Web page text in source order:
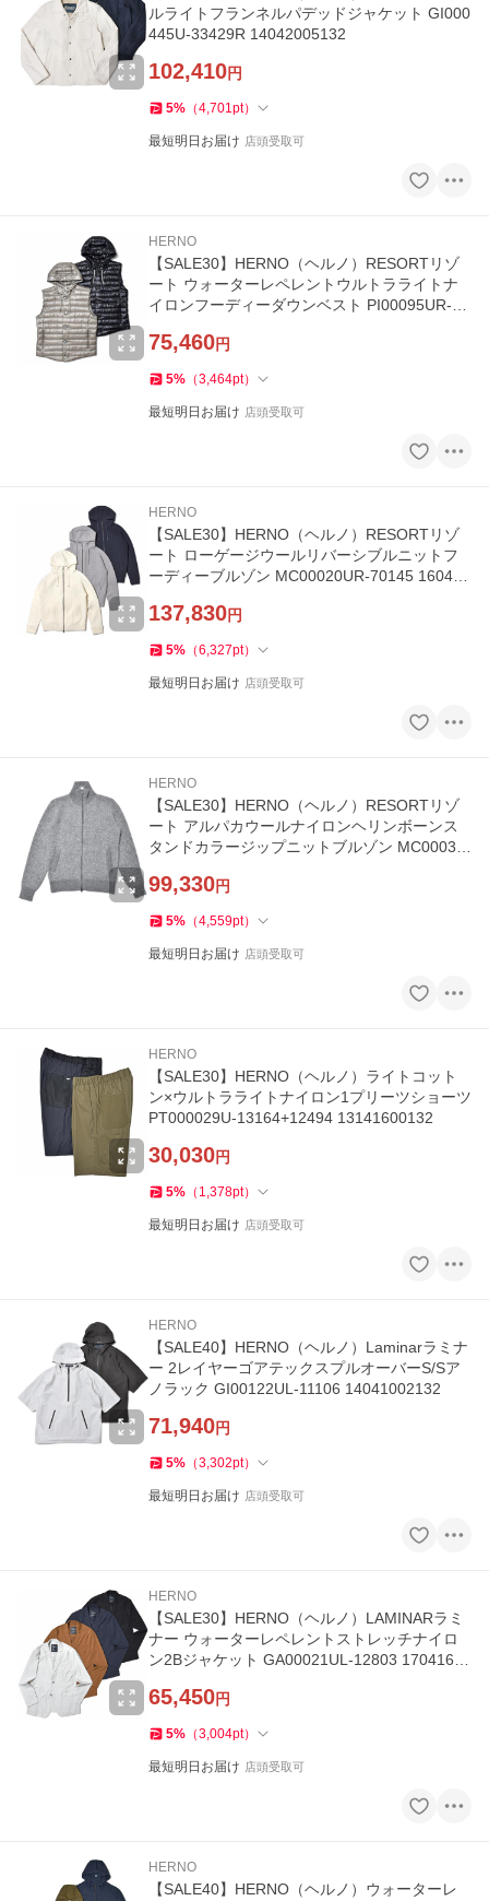
ルライトフランネルパデッドジャケット GI000
445U-33429R 14042005132
102,410円
5% （4,701pt）
最短明日お届け 店頭受取可
HERNO
【SALE30】HERNO（ヘルノ）RESORTリゾ
ート ウォーターレペレントウルトラライトナ
イロンフーディーダウンベスト PI00095UR-12
75,460円
5% （3,464pt）
最短明日お届け 店頭受取可
HERNO
【SALE30】HERNO（ヘルノ）RESORTリゾ
ート ローゲージウールリバーシブルニットフ
ーディーブルゾン MC00020UR-70145 160420
137,830円
5% （6,327pt）
最短明日お届け 店頭受取可
HERNO
【SALE30】HERNO（ヘルノ）RESORTリゾ
ート アルパカウールナイロンヘリンボーンス
タンドカラージップニットブルゾン MC00037
99,330円
5% （4,559pt）
最短明日お届け 店頭受取可
HERNO
【SALE30】HERNO（ヘルノ）ライトコット
ン×ウルトラライトナイロン1プリーツショーツ
PT000029U-13164+12494 13141600132
30,030円
5% （ 1,378pt）
最短明日お届け 店頭受取可
HERNO
【SALE40】HERNO（ヘルノ）Laminarラミナ
ー 2レイヤーゴアテックスプルオーバーS/Sア
ノラック GI00122UL-11106 14041002132
71,940円
5% （3,302pt）
最短明日お届け 店頭受取可
HERNO
【SALE30】HERNO（ヘルノ）LAMINARラミ
ナー ウォーターレペレントストレッチナイロ
ン2Bジャケット GA00021UL-12803 17041600
65,450円
5% （3,004pt）
最短明日お届け 店頭受取可
HERNO
【SALE40】HERNO（ヘルノ）ウォーターレ